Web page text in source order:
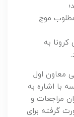
موج
به
معاون اول
با اشاره به
مراجعات و
گرفته برای